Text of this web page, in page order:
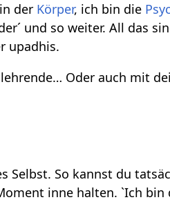
der Körper, ich bin die
und so weiter. All das
upadhis.
Oder auch mit
Selbst. So kannst du
inne halten. `Ich bin